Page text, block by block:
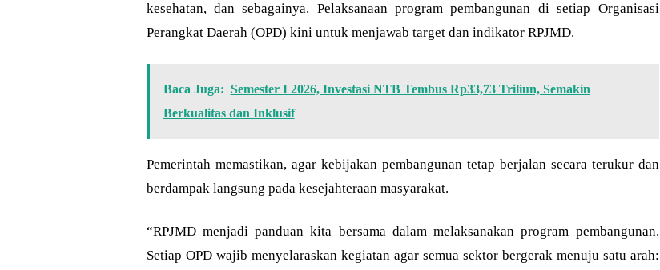
kesehatan, dan sebagainya. Pelaksanaan program pembangunan di setiap Organisasi
Perangkat Daerah (OPD) kini untuk menjawab target dan indikator RPJMD.
Baca Juga: Semester I 2026, Investasi NTB Tembus Rp33,73 Triliun, Semakin
Berkualitas dan Inklusif
Pemerintah memastikan, agar kebijakan pembangunan tetap berjalan secara terukur dan
berdampak langsung pada kesejahteraan masyarakat.
“RPJMD menjadi panduan kita bersama dalam melaksanakan program pembangunan.
Setiap OPD wajib menyelaraskan kegiatan agar semua sektor bergerak menuju satu arah: